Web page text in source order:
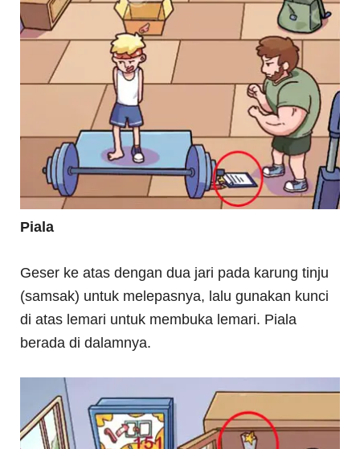
Piala
Geser ke atas dengan dua jari pada karung tinju
(samsak) untuk melepasnya, lalu gunakan kunci
di atas lemari untuk membuka lemari. Piala
berada di dalamnya.